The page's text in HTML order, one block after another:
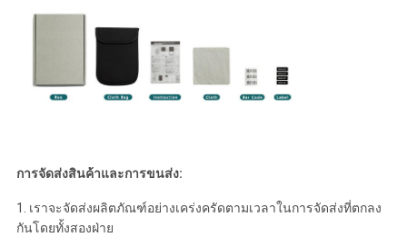
การจัดส่งสินค้าและการขนส่ง:
1. เราจะจัดส่งผลิตภัณฑ์อย่างเคร่งครัดตามเวลาในการจัดส่งที่ตกลง
กันโดยทั้งสองฝ่าย